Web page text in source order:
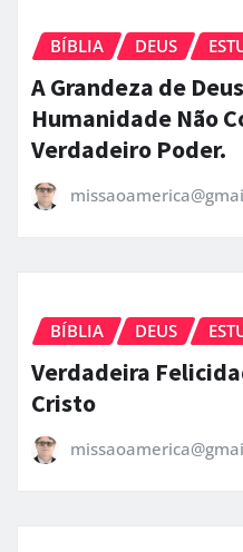
BÍBLIA DEUS
A Grandeza de
Humanidade Não
Verdadeiro Poder.
BÍBLIA DEUS
Verdadeira
Cristo